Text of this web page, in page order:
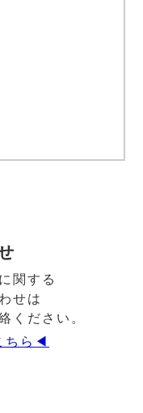
関する
せは
ください。
ちら◀︎